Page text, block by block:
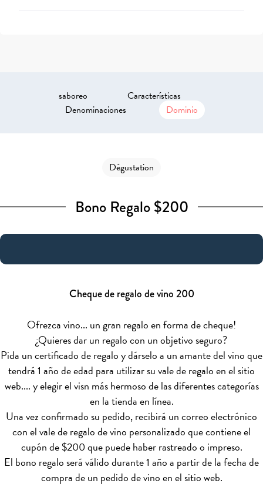
saboreo
Características
Denominaciones
Dominio
Dégustation
Bono Regalo $200
Cheque de regalo de vino 200
Ofrezca vino... un gran regalo en forma de cheque!
¿Quieres dar un regalo con un objetivo seguro?
Pida un certificado de regalo y dárselo a un amante del vino que
tendrá 1 año de edad para utilizar su vale de regalo en el sitio
web.... y elegir el visn más hermoso de las diferentes categorías
en la tienda en línea.
Una vez confirmado su pedido, recibirá un correo electrónico
con el vale de regalo de vino personalizado que contiene el
cupón de $200 que puede haber rastreado o impreso.
El bono regalo será válido durante 1 año a partir de la fecha de
compra de un pedido de vino en el sitio web.